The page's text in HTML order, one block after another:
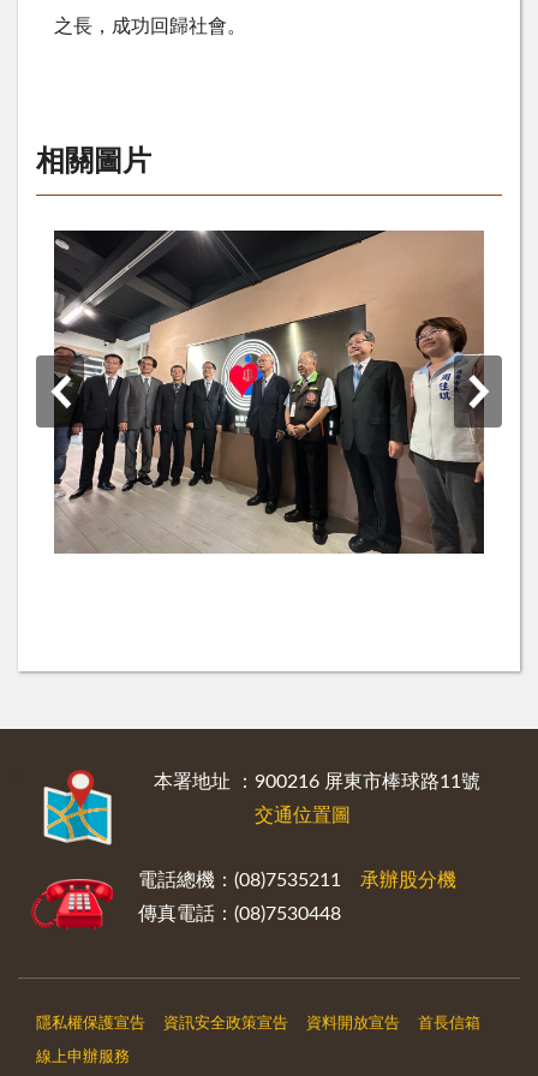
之長，成功回歸社會。
相關圖片
本署地址 ：900216 屏東市棒球路11號
交通位置圖
電話總機：(08)7535211 承辦股分機
傳真電話：(08)7530448
隱私權保護宣告 資訊安全政策宣告 資料開放宣告 首長信箱
線上申辦服務